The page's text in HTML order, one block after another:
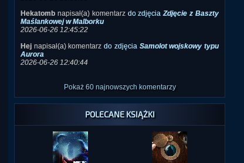
2026-06-26 12:45:22
Hejnapisał(a) komentarz
2026-06-26 12:40:44
POLECANE KSIĄŻKI